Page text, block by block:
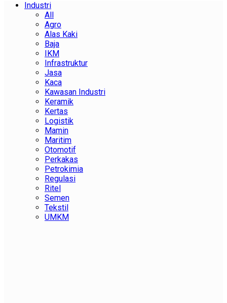
Industri
All
Agro
Alas Kaki
Baja
IKM
Infrastruktur
Jasa
Kaca
Kawasan Industri
Keramik
Kertas
Logistik
Mamin
Maritim
Otomotif
Perkakas
Petrokimia
Regulasi
Ritel
Semen
Tekstil
UMKM